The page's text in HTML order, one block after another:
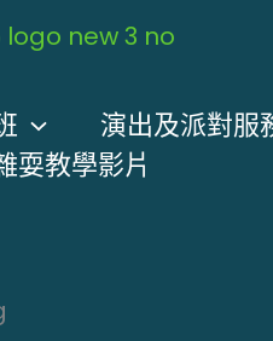
演出及派對服
耍教學影片